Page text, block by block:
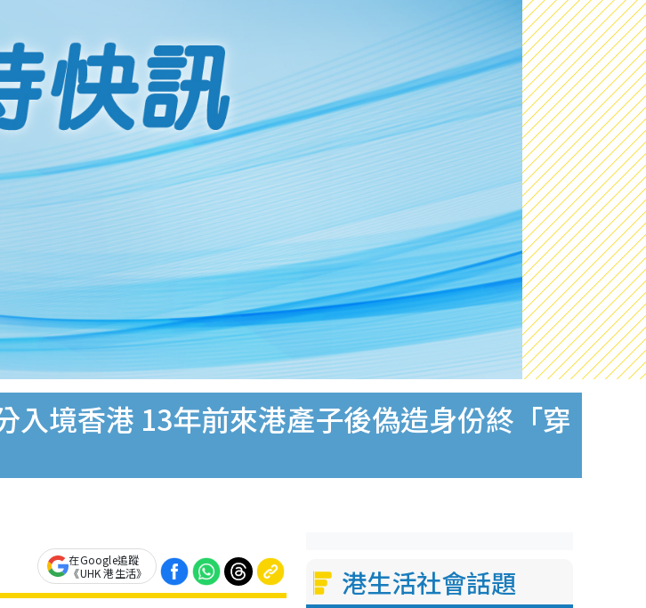
入境香港 13年前來港產子後偽造身份終「穿
在Google追蹤
《UHK 港生活》
港生活社會話題